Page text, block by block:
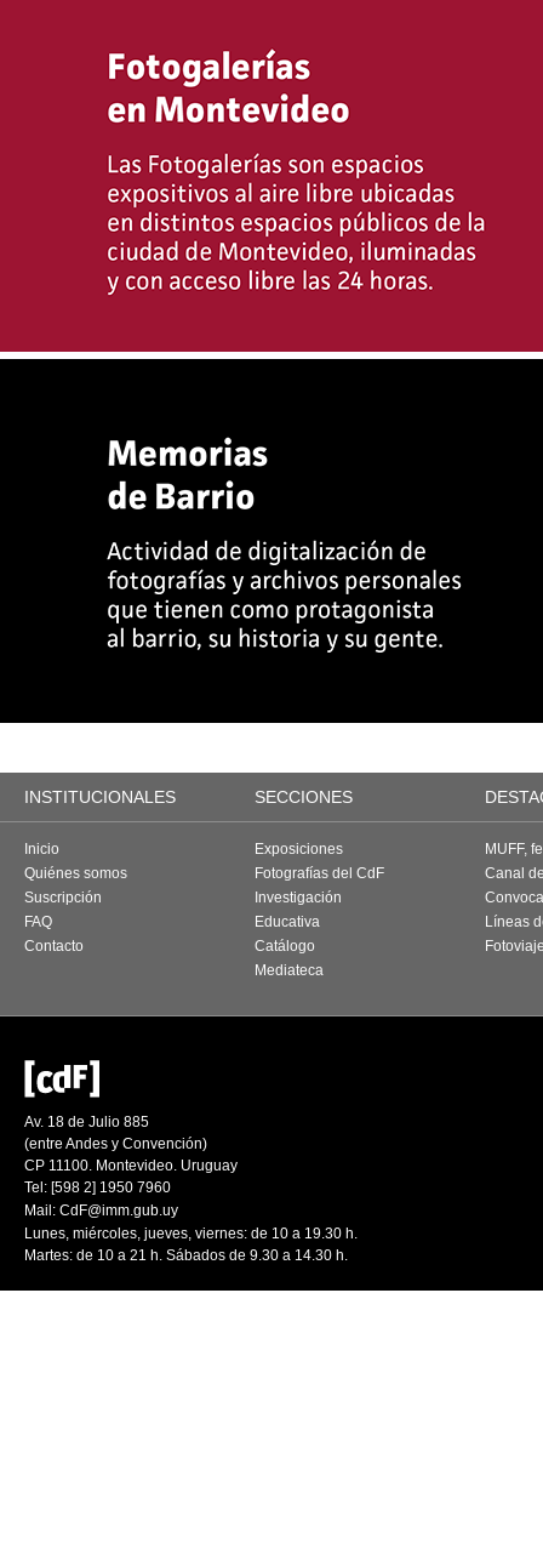
INSTITUCIONALES SECCIONES
Inicio
Quiénes somos
Suscripción
FAQ
Contacto
Exposiciones
Fotografías del CdF
Investigación
Educativa
Catálogo
Mediateca
MUFF,
Canal
Líneas
Av. 18 de Julio 885
(entre Andes y Convención)
CP 11100. Montevideo. Uruguay
Tel: [598 2] 1950 7960
Mail: CdF@imm.gub.uy
Lunes, miércoles, jueves, viernes: de 10 a 19.30 h.
Martes: de 10 a 21 h. Sábados de 9.30 a 14.30 h.